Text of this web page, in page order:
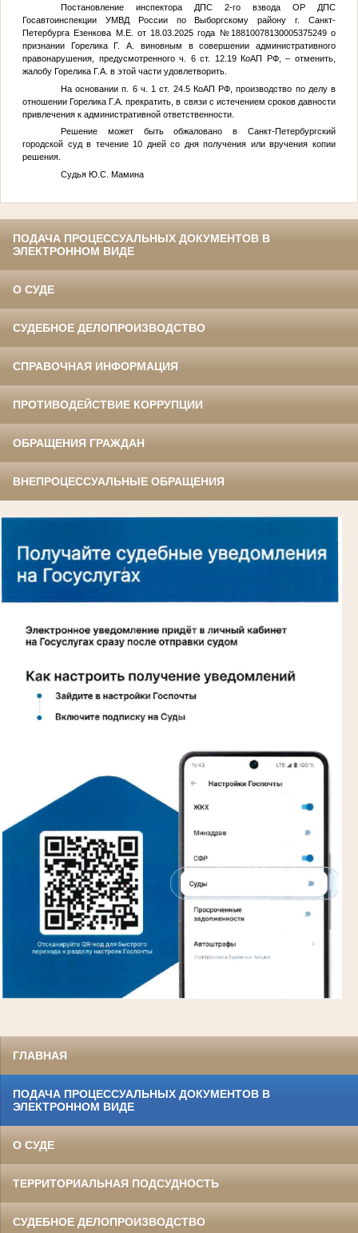
Постановление инспектора ДПС 2-го взвода ОР ДПС
Госавтоинспекции УМВД России по Выборгскому району г. Санкт-
Петербурга Езенкова М.Е.
от 18.03.2025 года №18810078130005375249 о
признании
Горелика Г. А.
виновным в совершении административного
правонарушения, предусмотренного ч. 6 ст. 12.19 КоАП РФ, – отменить,
жалобу Горелика Г.А. в этой части удовлетворить.
На основании п. 6 ч. 1 ст. 24.5 КоАП РФ, производство по делу в
отношенииГорелика Г.А. прекратить, в связи с истечением сроков давности
привлечения к административной ответственности.
Решение может быть обжаловано в Санкт-Петербургский
городской суд в течение 10 дней со дня получения или вручения копии
решения.
Судья Ю.С. Мамина
ПОДАЧА ПРОЦЕССУАЛЬНЫХ ДОКУМЕНТОВ В
ЭЛЕКТРОННОМ ВИДЕ
О СУДЕ
СУДЕБНОЕ ДЕЛОПРОИЗВОДСТВО
СПРАВОЧНАЯ ИНФОРМАЦИЯ
ПРОТИВОДЕЙСТВИЕ КОРРУПЦИИ
ОБРАЩЕНИЯ ГРАЖДАН
ВНЕПРОЦЕССУАЛЬНЫЕ ОБРАЩЕНИЯ
ГЛАВНАЯ
ПОДАЧА ПРОЦЕССУАЛЬНЫХ ДОКУМЕНТОВ В
ЭЛЕКТРОННОМ ВИДЕ
О СУДЕ
ТЕРРИТОРИАЛЬНАЯ ПОДСУДНОСТЬ
СУДЕБНОЕ ДЕЛОПРОИЗВОДСТВО